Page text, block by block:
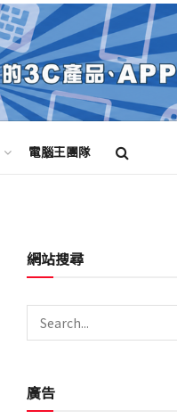
電腦王團隊
網站搜尋
廣告